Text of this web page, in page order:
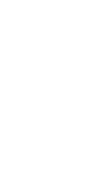
des sportives les
d’un
affiche des
n’ont pas grand-
ch de 2008 avec
des 48 000 €.